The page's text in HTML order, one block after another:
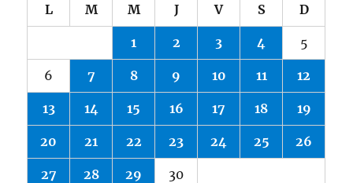
L M M J V S D
1 2 3 4 5
6 7 8 9 10 11 12
13 14 15 16 17 18 19
20 21 22 23 24 25 26
27 28 29 30